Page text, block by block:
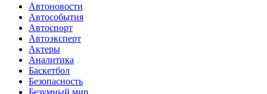
Автоновости
Автособытия
Автоспорт
Автоэксперт
Актеры
Аналитика
Баскетбол
Безопасность
Безумный мир